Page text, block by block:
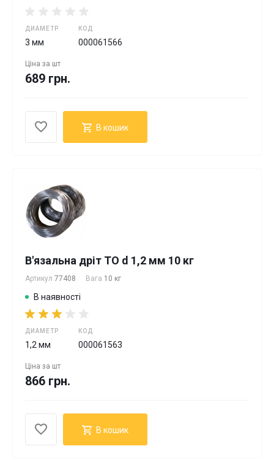
ДИАМЕТР
3 мм
КОД
000061566
Ціна за шт
689 грн.
В кошик
В'язальна дріт ТО d 1,2 мм 10 кг
Артикул 77408 Вага 10 кг
В наявності
ДИАМЕТР
1,2 мм
КОД
000061563
Ціна за шт
866 грн.
В кошик